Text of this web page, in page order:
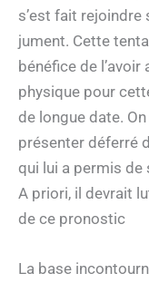
s’est fait rejoindre
jument. Cette
bénéfice de
physique pour
de longue date.
présenter déferré
qui lui a permis
A priori, il devrait
de ce pronostic
La base